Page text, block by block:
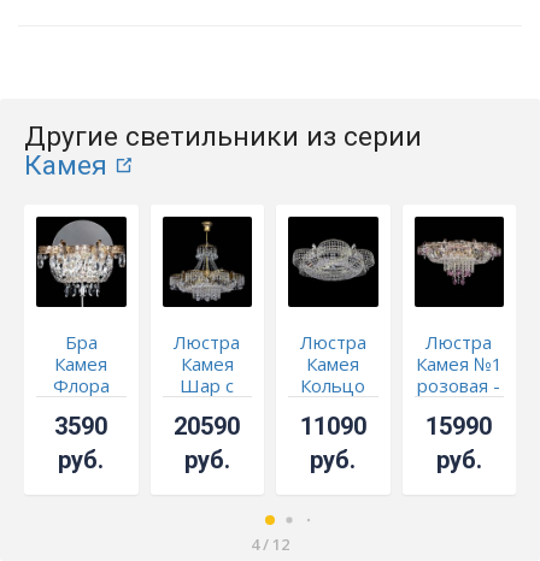
Другие светильники из серии
Камея
Бра
Камея
Флора
3590
руб.
Люстра
Камея
Шар с
под
бронзу
20590
руб.
Люстра
Камея
Кольцо
11090
руб.
Люстра
Камея №1
розовая -
15990
руб.
4/ 12